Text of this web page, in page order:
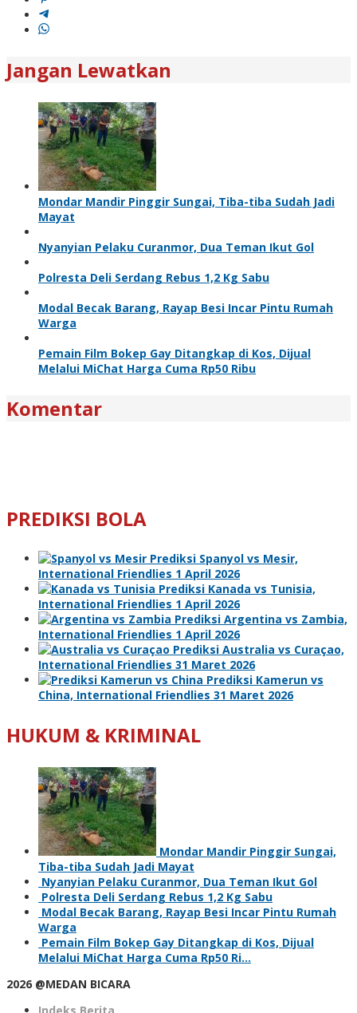
Jangan Lewatkan
Mondar Mandir Pinggir Sungai, Tiba-tiba Sudah Jadi
Mayat
Nyanyian Pelaku Curanmor, Dua Teman Ikut Gol
Polresta Deli Serdang Rebus 1,2 Kg Sabu
Modal Becak Barang, Rayap Besi Incar Pintu Rumah
Warga
Pemain Film Bokep Gay Ditangkap di Kos, Dijual
Melalui MiChat Harga Cuma Rp50 Ribu
Komentar
PREDIKSI BOLA
Prediksi Spanyol vs Mesir,
International Friendlies 1 April 2026
Prediksi Kanada vs Tunisia,
International Friendlies 1 April 2026
Prediksi Argentina vs Zambia,
International Friendlies 1 April 2026
Prediksi Australia vs Curaçao,
International Friendlies 31 Maret 2026
Prediksi Kamerun vs
China, International Friendlies 31 Maret 2026
HUKUM & KRIMINAL
Mondar Mandir Pinggir Sungai,
Tiba-tiba Sudah Jadi Mayat
Nyanyian Pelaku Curanmor, Dua Teman Ikut Gol
Polresta Deli Serdang Rebus 1,2 Kg Sabu
Modal Becak Barang, Rayap Besi Incar Pintu Rumah
Warga
Pemain Film Bokep Gay Ditangkap di Kos, Dijual
Melalui MiChat Harga Cuma Rp50 Ri…
2026 @MEDAN BICARA